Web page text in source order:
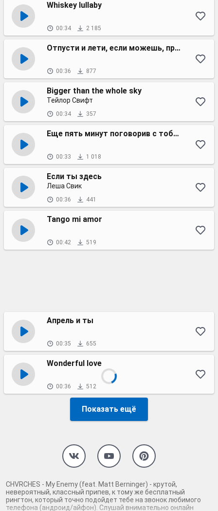
Whiskey lullaby
00:34 2 185
Отпусти и лети, если можешь, прости
00:36 877
Bigger than the whole sky
Тейлор Свифт
00:34 357
Еще пять минут поговорив с тобой...
00:33 1 018
Если ты здесь
Леша Свик
00:36 441
Tango mi amor
00:42 519
Апрель и ты
00:35 655
Wonderful love
00:36 512
Показать ещё
CHVRCHES - My Enemy (feat. Matt Berninger) - крутой,
невероятный, классный припев, к тому же бесплатный
рингтон, который точно подойдет тебе на звонок любимого
телефона (андроид/айфон). Слушай внимательно онлайн